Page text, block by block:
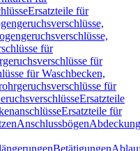
Ersatzteile für
für
für
für Waschbecken,
für
Ersatzteile
Ersatzteile für
Anschlussbögen
Betätigungen